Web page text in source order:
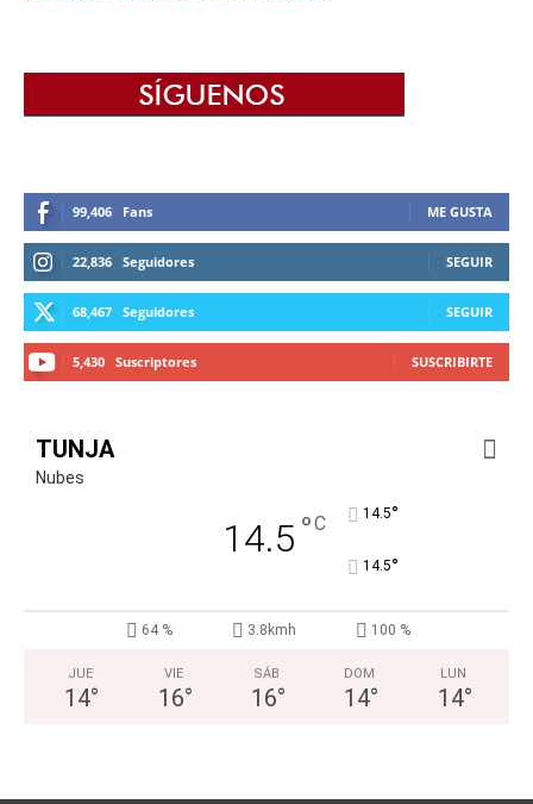
99,406 Fans ME GUSTA
22,836 Seguidores SEGUIR
68,467 Seguidores SEGUIR
5,430 Suscriptores SUSCRIBIRTE
TUNJA
Nubes
14.5 °C 14.5°
14.5°
64 % 3.8kmh 100 %
JUE
14°
VIE
16°
SÁB
16°
DOM
14°
LUN
14°